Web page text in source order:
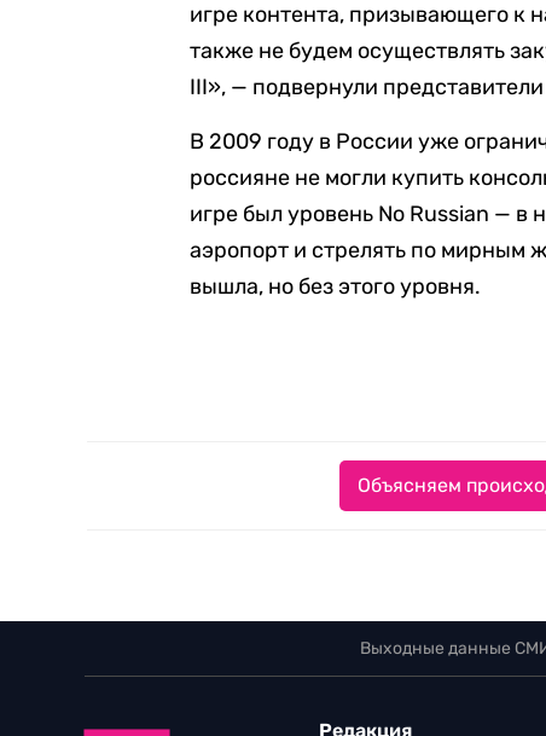
игре контента, призывающего к
также не будем осуществлять
III», — подвернули
В 2009 году в России уже
россияне не могли купить
игре был уровень No Russian — в
аэропорт и стрелять по мирным
вышла, но без этого уровня.
Объясняем
Выходные данные
Редакция